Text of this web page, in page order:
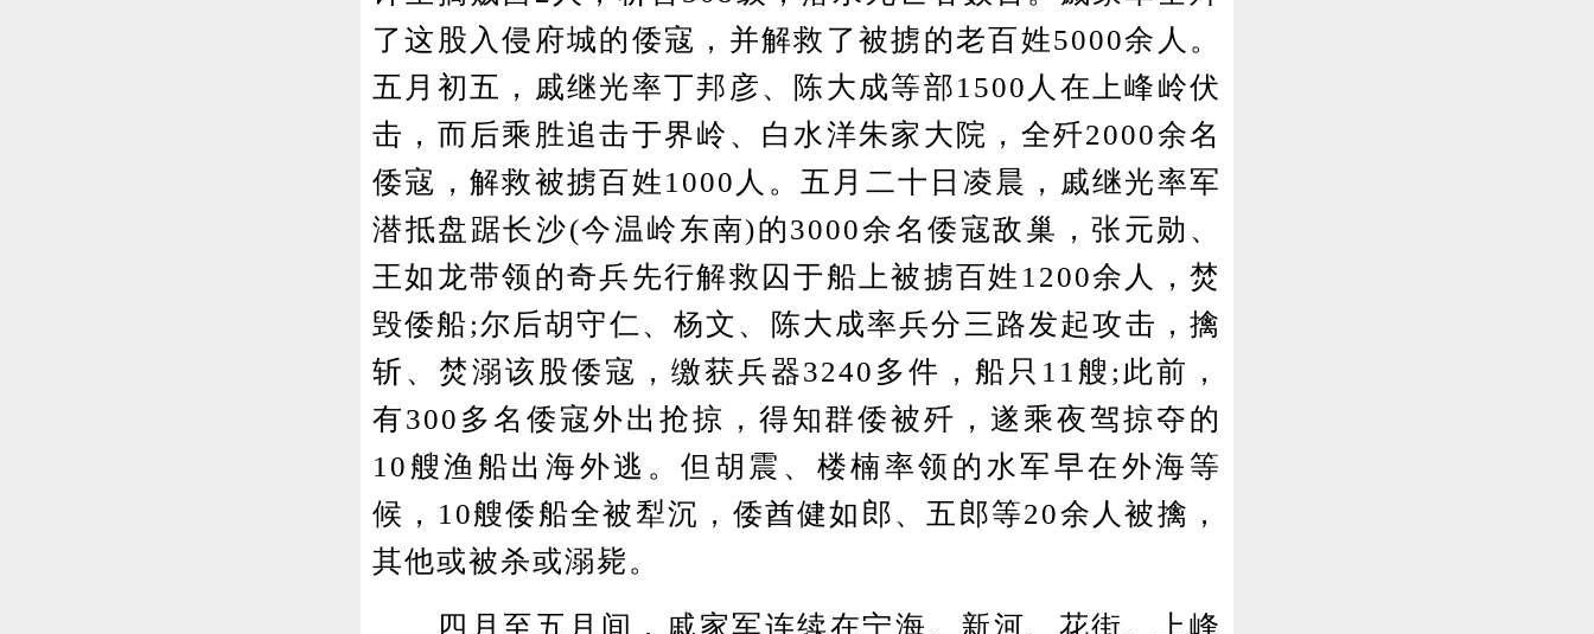
了这股入侵府城的倭寇，并解救了被掳的老百姓5000余人。
五月初五，戚继光率丁邦彦、陈大成等部1500人在上峰岭伏
击，而后乘胜追击于界岭、白水洋朱家大院，全歼2000余名
倭寇，解救被掳百姓1000人。五月二十日凌晨，戚继光率军
潜抵盘踞长沙(今温岭东南)的3000余名倭寇敌巢，张元勋、
王如龙带领的奇兵先行解救囚于船上被掳百姓1200余人，焚
毁倭船;尔后胡守仁、杨文、陈大成率兵分三路发起攻击，擒
斩、焚溺该股倭寇，缴获兵器3240多件，船只11艘;此前，
有300多名倭寇外出抢掠，得知群倭被歼，遂乘夜驾掠夺的
10艘渔船出海外逃。但胡震、楼楠率领的水军早在外海等
候，10艘倭船全被犁沉，倭酋健如郎、五郎等20余人被擒，
其他或被杀或溺毙。
四月至五月间，戚家军连续在宁海、新河、花街、上峰